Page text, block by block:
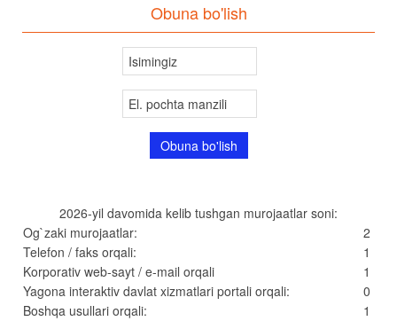
Obuna bo'lish
2026-yil davomida kelib tushgan murojaatlar soni:
Og`zaki murojaatlar:
2
Telefon / faks orqali:
1
Korporativ web-sayt / e-mail orqali
1
Yagona interaktiv davlat xizmatlari portali orqali:
0
Boshqa usullari orqali:
1